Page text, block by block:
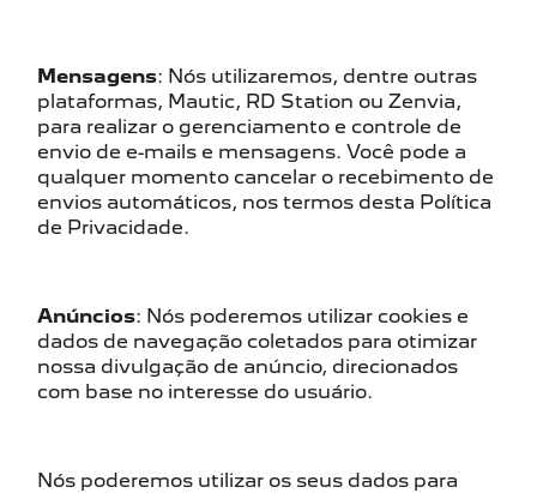
Mensagens: Nós utilizaremos, dentre outras
plataformas, Mautic, RD Station ou Zenvia,
para realizar o gerenciamento e controle de
envio de e-mails e mensagens. Você pode a
qualquer momento cancelar o recebimento de
envios automáticos, nos termos desta Política
de Privacidade.
Anúncios: Nós poderemos utilizar cookies e
dados de navegação coletados para otimizar
nossa divulgação de anúncio, direcionados
com base no interesse do usuário.
Nós poderemos utilizar os seus dados para